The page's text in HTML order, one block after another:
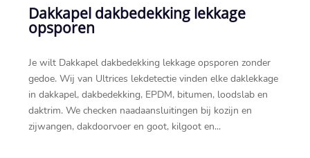
Dakkapel dakbedekking lekkage
opsporen
Je wilt Dakkapel dakbedekking lekkage opsporen zonder
gedoe.​ Wij van Ultrices lekdetectie vinden elke daklekkage
in dakkapel, dakbedekking, EPDM, bitumen, loodslab en
daktrim.​ We checken naadaansluitingen bij kozijn en
zijwangen, dakdoorvoer en goot, kilgoot en...